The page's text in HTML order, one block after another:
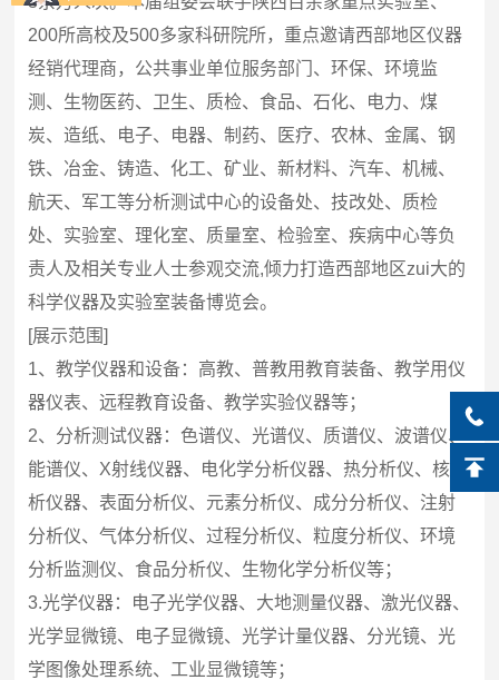
200所高校及500多家科研院所，重点邀请西部地区仪器
经销代理商，公共事业单位服务部门、环保、环境监
测、生物医药、卫生、质检、食品、石化、电力、煤
炭、造纸、电子、电器、制药、医疗、农林、金属、钢
铁、冶金、铸造、化工、矿业、新材料、汽车、机械、
航天、军工等分析测试中心的设备处、技改处、质检
处、实验室、理化室、质量室、检验室、疾病中心等负
责人及相关专业人士参观交流,倾力打造西部地区zui大的
科学仪器及实验室装备博览会。
[展示范围]
1、教学仪器和设备：高教、普教用教育装备、教学用仪
器仪表、远程教育设备、教学实验仪器等；
2、分析测试仪器：色谱仪、光谱仪、质谱仪、波谱仪、
能谱仪、X射线仪器、电化学分析仪器、热分析仪、核分
析仪器、表面分析仪、元素分析仪、成分分析仪、注射
分析仪、气体分析仪、过程分析仪、粒度分析仪、环境
分析监测仪、食品分析仪、生物化学分析仪等；
3.光学仪器：电子光学仪器、大地测量仪器、激光仪器、
光学显微镜、电子显微镜、光学计量仪器、分光镜、光
学图像处理系统、工业显微镜等；